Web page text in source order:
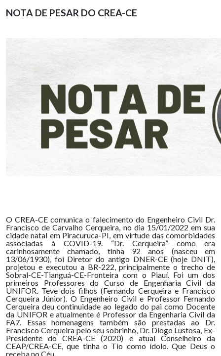
NOTA DE PESAR DO CREA-CE
O CREA-CE comunica o falecimento do Engenheiro Civil Dr.
Francisco de Carvalho Cerqueira, no dia 15/01/2022 em sua
cidade natal em Piracuruca-PI, em virtude das comorbidades
associadas à COVID-19. “Dr. Cerqueira” como era
carinhosamente chamado, tinha 92 anos (nasceu em
13/06/1930), foi Diretor do antigo DNER-CE (hoje DNIT),
projetou e executou a BR-222, principalmente o trecho de
Sobral-CE-Tianguá-CE-Fronteira com o Piauí. Foi um dos
primeiros Professores do Curso de Engenharia Civil da
UNIFOR. Teve dois filhos (Fernando Cerqueira e Francisco
Cerqueira Júnior). O Engenheiro Civil e Professor Fernando
Cerqueira deu continuidade ao legado do pai como Docente
da UNIFOR e atualmente é Professor da Engenharia Civil da
FA7. Essas homenagens também são prestadas ao Dr.
Francisco Cerqueira pelo seu sobrinho, Dr. Diogo Lustosa, Ex-
Presidente do CREA-CE (2020) e atual Conselheiro da
CEAP/CREA-CE, que tinha o Tio como ídolo. Que Deus o
receba no Céu.